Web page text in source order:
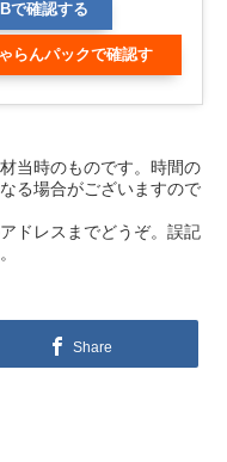
で確認する
らんパックで確認す
当時のものです。時間の
る場合がございますので
ドレスまでどうぞ。誤記
Share